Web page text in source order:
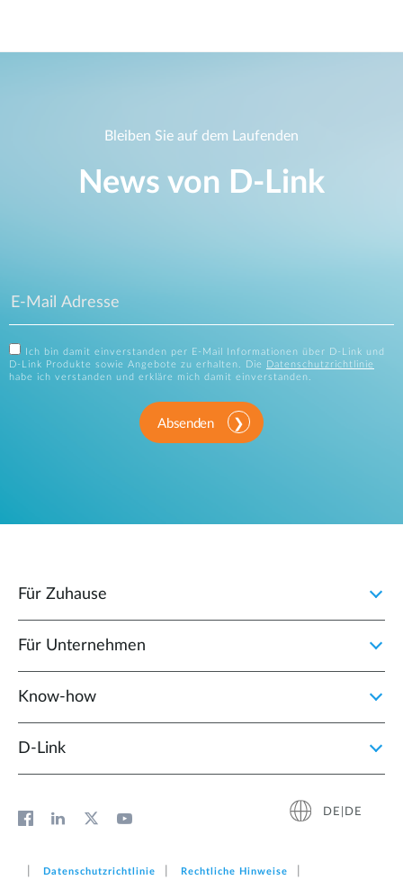
Bleiben Sie auf dem Laufenden
News von D‑Link
Ich bin damit einverstanden per E-Mail Informationen über D-Link und
D-Link Produkte sowie Angebote zu erhalten. Die
Datenschutzrichtlinie
habe ich verstanden und erkläre mich damit einverstanden.
Absenden
Für Zuhause
Für Unternehmen
Know-how
D‑Link
DE|DE
Datenschutzrichtlinie Rechtliche Hinweise